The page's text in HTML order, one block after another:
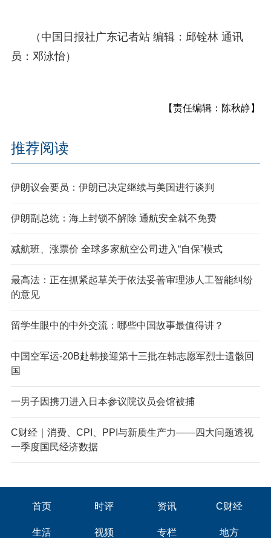
（中国日报社广东记者站 编辑：邱铨林 通讯
员：邓泳怡）
【责任编辑：陈秋静】
推荐阅读
伊朗议会要员：伊朗已决定继续与美国进行谈判
伊朗副总统：海上封锁不解除 通航安全就不免费
减航班、涨票价 全球多家航空公司进入“自保”模式
最高法：正在抓紧起草关于依法妥善审理涉人工智能纠纷
的意见
留学生眼中的中外交流：哪些中国故事最值得讲？
中国空军运-20B赴韩接迎第十三批在韩志愿军烈士遗骸回
国
一男子因携刀进入日本参议院议员会馆被捕
C财经｜消费、CPI、PPI与新质生产力——四大问题透视
一季度国民经济数据
首页 时评 资讯 C财经
生活 视频 专栏 地方